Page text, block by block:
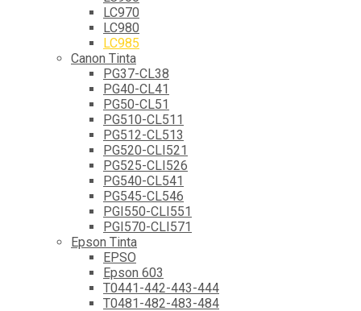
LC970
LC980
LC985
Canon Tinta
PG37-CL38
PG40-CL41
PG50-CL51
PG510-CL511
PG512-CL513
PG520-CLI521
PG525-CLI526
PG540-CL541
PG545-CL546
PGI550-CLI551
PGI570-CLI571
Epson Tinta
EPSO
Epson 603
T0441-442-443-444
T0481-482-483-484